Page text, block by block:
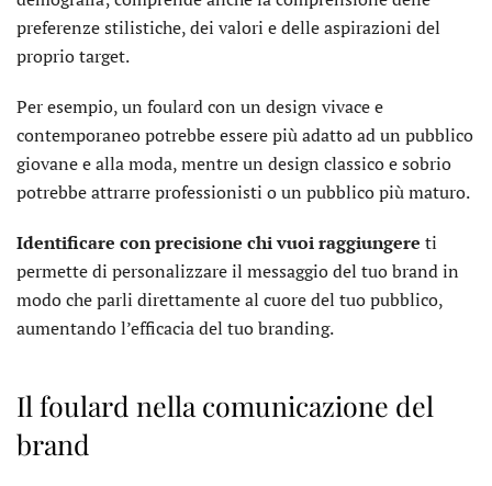
preferenze stilistiche, dei valori e delle aspirazioni del
proprio target.
Per esempio, un foulard con un design vivace e
contemporaneo potrebbe essere più adatto ad un pubblico
giovane e alla moda, mentre un design classico e sobrio
potrebbe attrarre professionisti o un pubblico più maturo.
Identificare con precisione chi vuoi raggiungere ti
permette di personalizzare il messaggio del tuo brand in
modo che parli direttamente al cuore del tuo pubblico,
aumentando l’efficacia del tuo branding.
Il foulard nella comunicazione del
brand